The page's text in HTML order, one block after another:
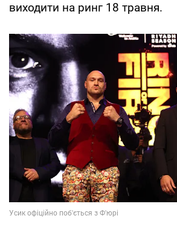
виходити на ринг 18 травня.